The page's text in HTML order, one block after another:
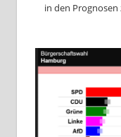
in den Prognosen